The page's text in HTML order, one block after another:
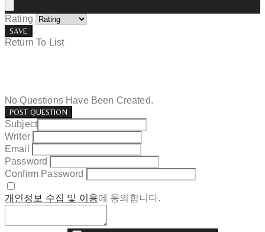
Rating
SAVE
Return To List
No Questions Have Been Created.
POST QUESTION
Subject
Writer
Email
Password
Confirm Password
개인정보 수집 및 이용에 동의합니다.